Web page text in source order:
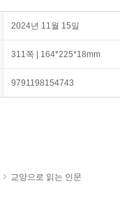
2024년 11월 15일
311쪽 | 164*225*18mm
9791198154743
교양으로 읽는 인문